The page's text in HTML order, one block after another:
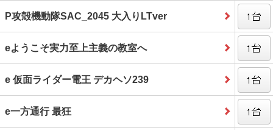
P攻殻機動隊SAC_2045 大入りLTver
eようこそ実力至上主義の教室へ
e 仮面ライダー電王 デカヘソ239
e一方通行 最狂